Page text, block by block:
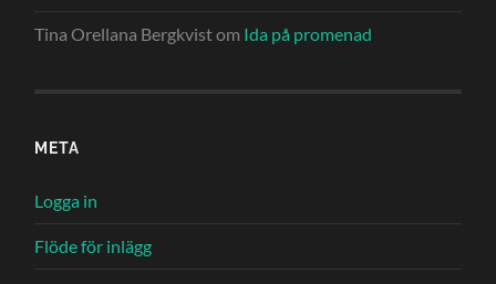
Tina Orellana Bergkvistom Ida på promenad
META
Logga in
Flöde för inlägg